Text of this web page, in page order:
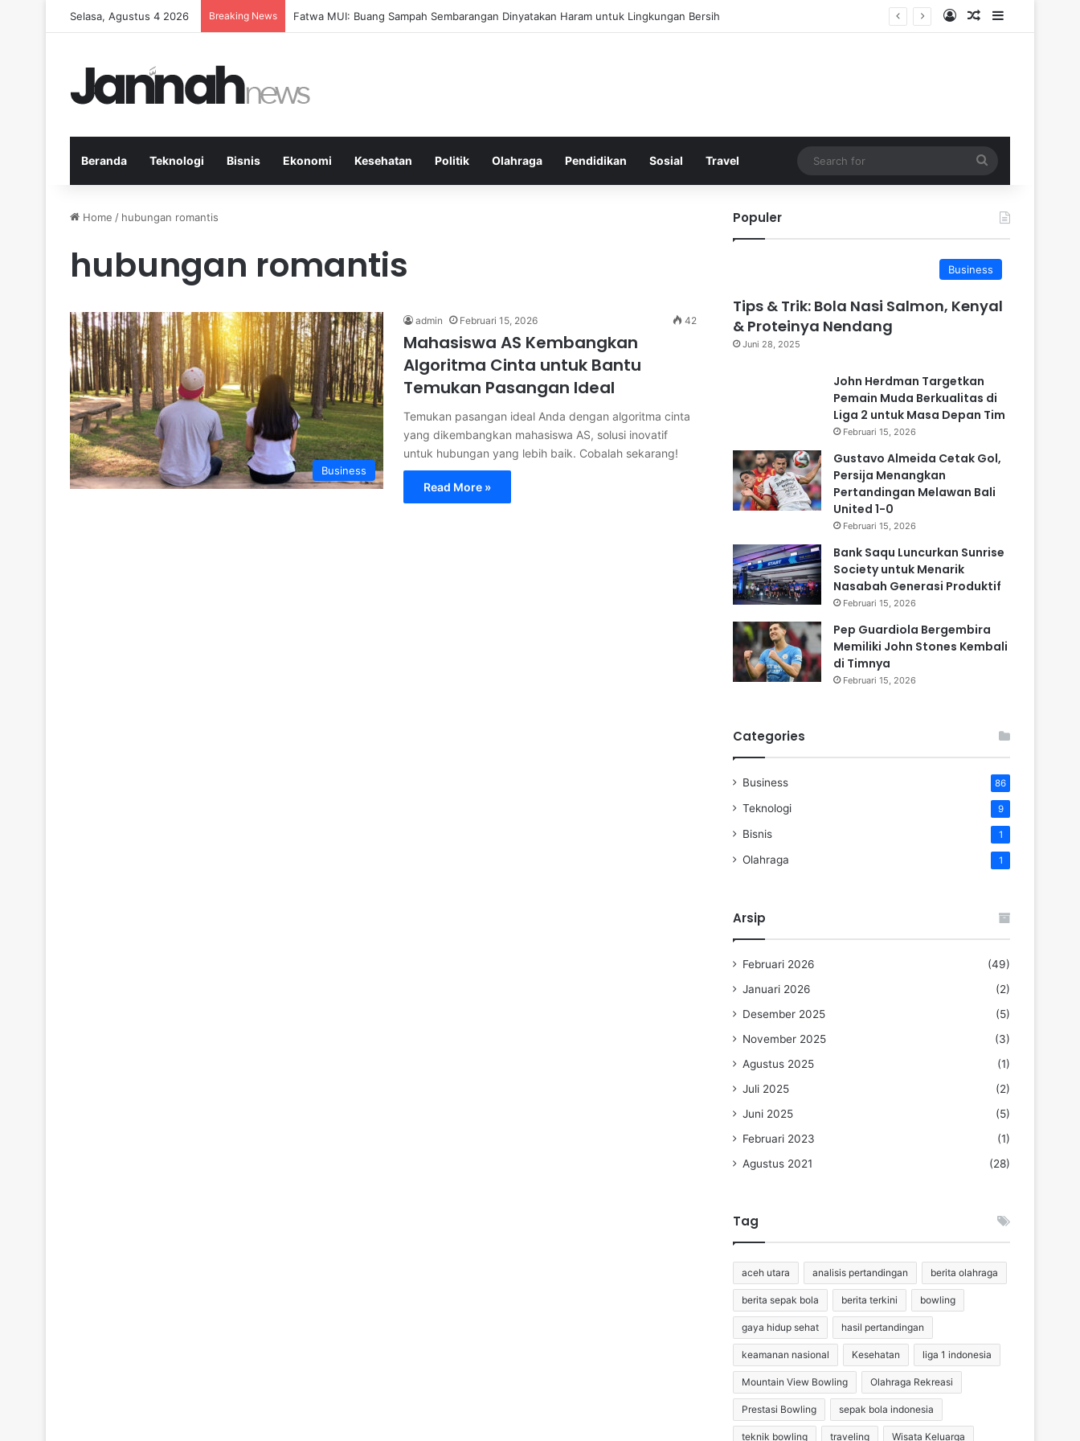
Selasa, Agustus 4 2026 Breaking News Pep Guardiola Bergembira Memiliki John Stones Kembali di Timnya Log InRandom Article
Sidebar
Beranda Teknologi Bisnis Ekonomi Kesehatan Politik Olahraga Pendidikan Sosial Travel
for
Home / hubungan romantis
hubungan romantis
Business
admin Februari 15, 2026 42
Mahasiswa AS Kembangkan
Algoritma Cinta untuk Bantu
Temukan Pasangan Ideal
Temukan pasangan ideal Anda dengan algoritma cinta
yang dikembangkan mahasiswa AS, solusi inovatif
untuk hubungan yang lebih baik. Cobalah sekarang!
Read More »
Populer
Business
Tips & Trik: Bola Nasi Salmon, Kenyal
& Proteinya Nendang
Juni 28, 2025
John Herdman Targetkan
Pemain Muda Berkualitas di
Liga 2 untuk Masa Depan Tim
Februari 15, 2026
Gustavo Almeida Cetak Gol,
Persija Menangkan
Pertandingan Melawan Bali
United 1-0
Februari 15, 2026
Bank Saqu Luncurkan Sunrise
Society untuk Menarik
Nasabah Generasi Produktif
Februari 15, 2026
Pep Guardiola Bergembira
Memiliki John Stones Kembali
di Timnya
Februari 15, 2026
Categories
Business 86
Teknologi 9
Bisnis 1
Olahraga 1
Arsip
Februari 2026
(49)
Januari 2026
(2)
Desember 2025
(5)
November 2025
(3)
Agustus 2025
(1)
Juli 2025
(2)
Juni 2025
(5)
Februari 2023
(1)
Agustus 2021
(28)
Tag
aceh utara analisis pertandingan berita olahraga
berita sepak bola berita terkini bowling
gaya hidup sehat hasil pertandingan
keamanan nasional Kesehatan liga 1 indonesia
Mountain View Bowling Olahraga Rekreasi
Prestasi Bowling sepak bola indonesia
teknik bowling traveling Wisata Keluarga